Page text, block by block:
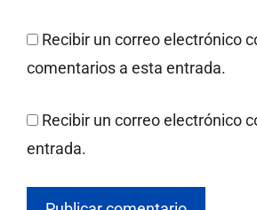
Recibir un correo electrónico
comentarios a esta entrada.
Recibir un correo electrónico
entrada.